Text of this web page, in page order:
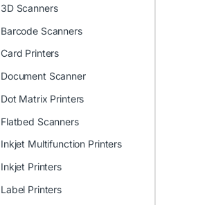
3D Scanners
Barcode Scanners
Card Printers
Document Scanner
Dot Matrix Printers
Flatbed Scanners
Inkjet Multifunction Printers
Inkjet Printers
Label Printers